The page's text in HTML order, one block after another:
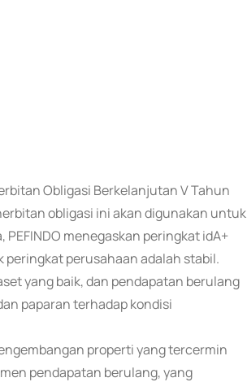
Obligasi Berkelanjutan V Tahun
obligasi ini akan digunakan untuk
menegaskan peringkat idA+
peringkat perusahaan adalah stabil.
yang baik, dan pendapatan berulang
paparan terhadap kondisi
properti yang tercermin
pendapatan berulang, yang